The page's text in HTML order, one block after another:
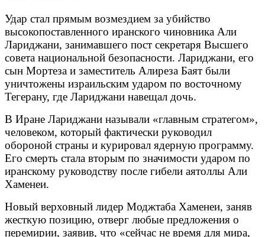
Удар стал прямым возмездием за убийство
высокопоставленного иранского чиновника Али
Лариджани, занимавшего пост секретаря Высшего
совета национальной безопасности. Лариджани, его
сын Мортеза и заместитель Алиреза Баят были
уничтожены израильским ударом по восточному
Тегерану, где Лариджани навещал дочь.
В Иране Лариджани называли «главным стратегом»,
человеком, который фактически руководил
обороной страны и курировал ядерную программу.
Его смерть стала вторым по значимости ударом по
иранскому руководству после гибели аятоллы Али
Хаменеи.
Новый верховный лидер Моджтаба Хаменеи, заняв
жесткую позицию, отверг любые предложения о
перемирии, заявив, что «сейчас не время для мира,